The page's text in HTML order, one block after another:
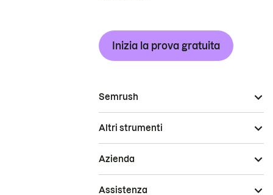
Inizia la prova gratuita
Semrush
Altri strumenti
Azienda
Assistenza